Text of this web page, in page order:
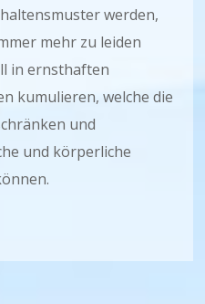
werden,
mehr zu leiden
in ernsthaften
kumulieren, welche die
und
und körperliche